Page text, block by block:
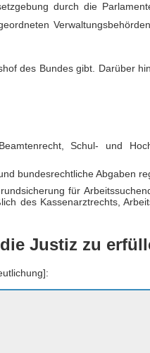
durch die
des Bundes gibt. Darüber
Schul- und
bundesrechtliche Abgaben
für
des Kassenarztrechts,
Justiz zu